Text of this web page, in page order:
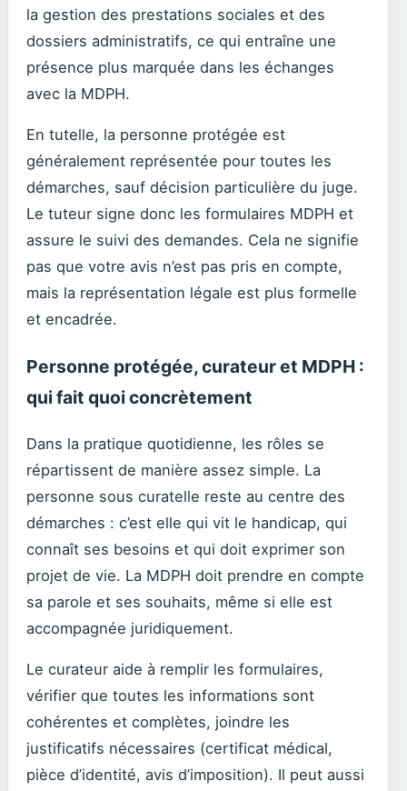
la gestion des prestations sociales et des
dossiers administratifs, ce qui entraîne une
présence plus marquée dans les échanges
avec la MDPH.
En tutelle, la personne protégée est
généralement représentée pour toutes les
démarches, sauf décision particulière du juge.
Le tuteur signe donc les formulaires MDPH et
assure le suivi des demandes. Cela ne signifie
pas que votre avis n’est pas pris en compte,
mais la représentation légale est plus formelle
et encadrée.
Personne protégée, curateur et MDPH :
qui fait quoi concrètement
Dans la pratique quotidienne, les rôles se
répartissent de manière assez simple. La
personne sous curatelle reste au centre des
démarches : c’est elle qui vit le handicap, qui
connaît ses besoins et qui doit exprimer son
projet de vie. La MDPH doit prendre en compte
sa parole et ses souhaits, même si elle est
accompagnée juridiquement.
Le curateur aide à remplir les formulaires,
vérifier que toutes les informations sont
cohérentes et complètes, joindre les
justificatifs nécessaires (certificat médical,
pièce d’identité, avis d’imposition). Il peut aussi